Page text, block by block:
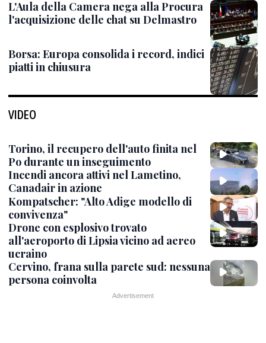
L'Aula della Camera nega alla Procura
l'acquisizione delle chat su Delmastro
Borsa: Europa consolida i record, indici
piatti in chiusura
VIDEO
Torino, il recupero dell'auto finita nel
Po durante un inseguimento
Incendi ancora attivi nel Lametino,
Canadair in azione
Kompatscher: "Alto Adige modello di
convivenza"
Drone con esplosivo trovato
all'aeroporto di Lipsia vicino ad aereo
ucraino
Cervino, frana sulla parete sud: nessuna
persona coinvolta